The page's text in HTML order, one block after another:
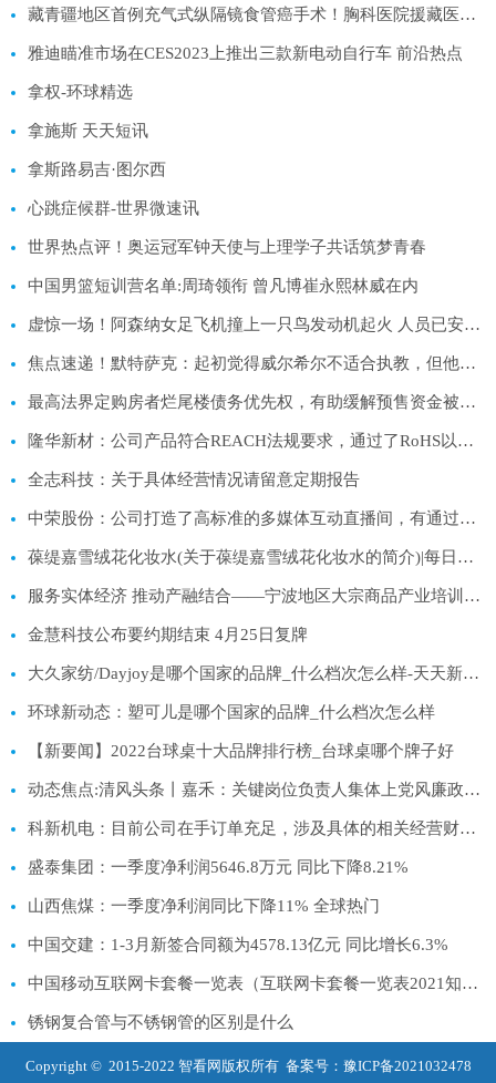
藏青疆地区首例充气式纵隔镜食管癌手术！胸科医院援藏医生成功救治藏民老伯|环球精选
雅迪瞄准市场在CES2023上推出三款新电动自行车 前沿热点
拿权-环球精选
拿施斯 天天短讯
拿斯路易吉·图尔西
心跳症候群-世界微速讯
世界热点评！奥运冠军钟天使与上理学子共话筑梦青春
中国男篮短训营名单:周琦领衔 曾凡博崔永熙林威在内
虚惊一场！阿森纳女足飞机撞上一只鸟发动机起火 人员已安全返回|环球快消息
焦点速递！默特萨克：起初觉得威尔希尔不适合执教，但他证明我错了
最高法界定购房者烂尾楼债务优先权，有助缓解预售资金被挪用 天天速讯
隆华新材：公司产品符合REACH法规要求，通过了RoHS以及SVHC认证，公司产品可出口到欧盟国家-天天聚看点
全志科技：关于具体经营情况请留意定期报告
中荣股份：公司打造了高标准的多媒体互动直播间，有通过网络直播的方式进行销售-每日快报
葆缇嘉雪绒花化妆水(关于葆缇嘉雪绒花化妆水的简介)|每日消息
服务实体经济 推动产融结合——宁波地区大宗商品产业培训班顺利举办
金慧科技公布要约期结束 4月25日复牌
大久家纺/Dayjoy是哪个国家的品牌_什么档次怎么样-天天新动态
环球新动态：塑可儿是哪个国家的品牌_什么档次怎么样
【新要闻】2022台球桌十大品牌排行榜_台球桌哪个牌子好
动态焦点:清风头条丨嘉禾：关键岗位负责人集体上党风廉政课激发闯劲干劲
科新机电：目前公司在手订单充足，涉及具体的相关经营财务数据，敬请关注公司披露的定期报告相关内容
盛泰集团：一季度净利润5646.8万元 同比下降8.21%
山西焦煤：一季度净利润同比下降11% 全球热门
中国交建：1-3月新签合同额为4578.13亿元 同比增长6.3%
中国移动互联网卡套餐一览表（互联网卡套餐一览表2021知乎）-世界通讯
锈钢复合管与不锈钢管的区别是什么
Copyright © 2015-2022 智看网版权所有 备案号： 豫ICP备2021032478